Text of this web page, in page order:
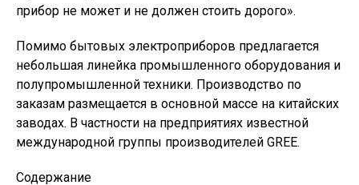
прибор не может и не должен стоить дорого».
Помимо бытовых электроприборов предлагается
небольшая линейка промышленного оборудования и
полупромышленной техники. Производство по
заказам размещается в основной массе на китайских
заводах. В частности на предприятиях известной
международной группы производителей GREE.
Содержание